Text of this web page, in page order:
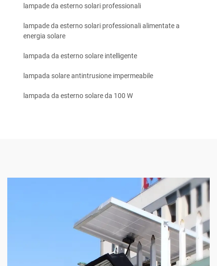
lampade da esterno solari professionali
lampade da esterno solari professionali alimentate a
energia solare
lampada da esterno solare intelligente
lampada solare antintrusione impermeabile
lampada da esterno solare da 100 W